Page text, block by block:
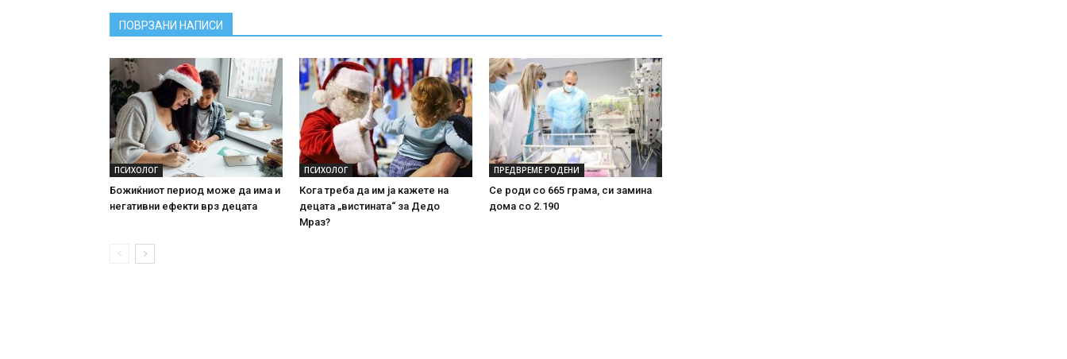
ПОВРЗАНИ НАПИСИ
ПСИХОЛОГ
Божиќниот период може да има и
негативни ефекти врз децата
ПСИХОЛОГ
Кога треба да им ја кажете на
децата „вистината“ за Дедо
Мраз?
ПРЕДВРЕМЕ РОДЕНИ
Се роди со 665 грама, си замина
дома со 2.190